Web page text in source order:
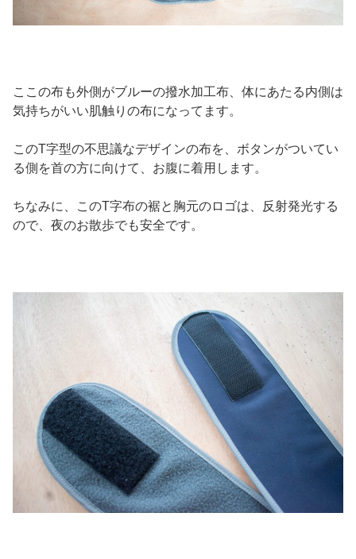
ここの布も外側がブルーの撥水加工布、体にあたる内側は
気持ちがいい肌触りの布になってます。
このT字型の不思議なデザインの布を、ボタンがついてい
る側を首の方に向けて、お腹に着用します。
ちなみに、このT字布の裾と胸元のロゴは、反射発光する
ので、夜のお散歩でも安全です。